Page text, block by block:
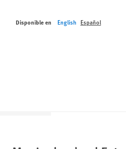
Disponible en English Español